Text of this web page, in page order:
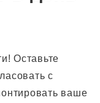
Оставьте
с
ваше